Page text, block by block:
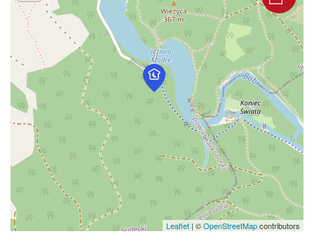
Leaflet |©OpenStreetMapcontributors